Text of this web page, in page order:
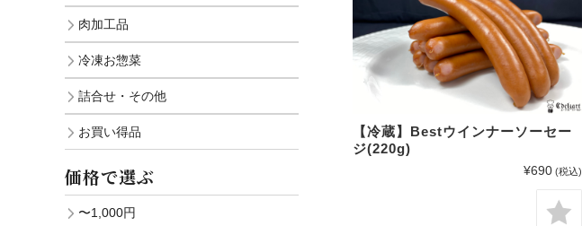
【冷蔵】Bestウインナーソーセー
ジ(220g)
¥690 (税込)
肉加工品
冷凍お惣菜
詰合せ・その他
お買い得品
価格で選ぶ
〜1,000円